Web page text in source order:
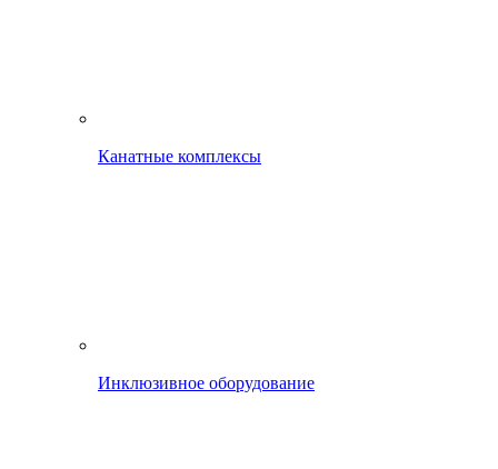
Канатные комплексы
Инклюзивное оборудование